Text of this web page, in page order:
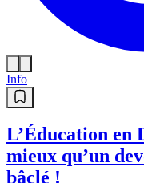
Info
L’Éducation en
mieux qu’un
bâclé !